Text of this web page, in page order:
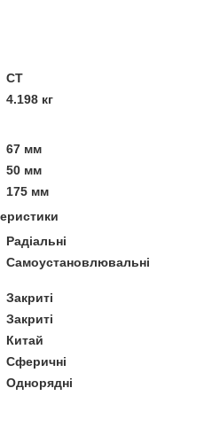
CT
4.198 кг
67 мм
50 мм
175 мм
Радіальні
Самоустановлювальні
Закриті
Закриті
Китай
Сферичні
Однорядні